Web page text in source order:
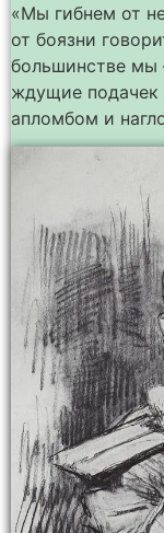
«Мы гибнем от
от боязни
большинстве
ждущие подачек
апломбом и